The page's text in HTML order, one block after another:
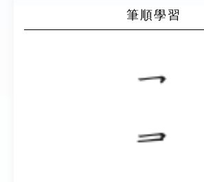
筆順學習